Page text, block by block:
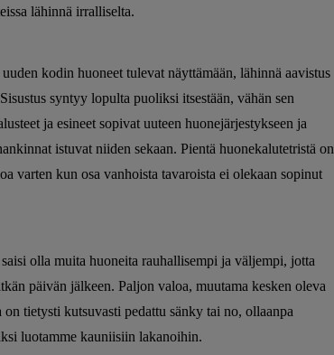
lähinnä irralliselta.
kodin huoneet tulevat näyttämään, lähinnä aavistus
syntyy lopulta puoliksi itsestään, vähän sen
ja esineet sopivat uuteen huonejärjestykseen ja
istuvat niiden sekaan. Pientä huonekalutetristä on
varten kun osa vanhoista tavaroista ei olekaan sopinut
olla muita huoneita rauhallisempi ja väljempi, jotta
päivän jälkeen. Paljon valoa, muutama kesken oleva
tietysti kutsuvasti pedattu sänky tai no, ollaanpa
luotamme kauniisiin lakanoihin.